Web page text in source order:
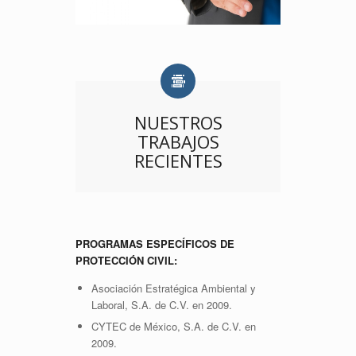
NUESTROS
TRABAJOS
RECIENTES
PROGRAMAS ESPECÍFICOS DE
PROTECCIÓN CIVIL:
Asociación Estratégica Ambiental y
Laboral, S.A. de C.V. en 2009.
CYTEC de México, S.A. de C.V. en
2009.